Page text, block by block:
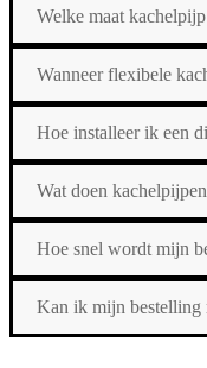
Welke maat
Wanneer flexibele
Hoe installeer ik een
Wat doen
Hoe snel wordt mijn
Kan ik mijn bestelling